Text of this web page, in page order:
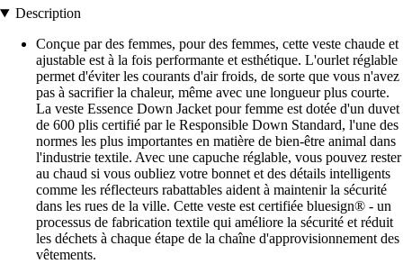
Description
Conçue par des femmes, pour des femmes, cette veste chaude et
ajustable est à la fois performante et esthétique. L'ourlet réglable
permet d'éviter les courants d'air froids, de sorte que vous n'avez
pas à sacrifier la chaleur, même avec une longueur plus courte.
La veste Essence Down Jacket pour femme est dotée d'un duvet
de 600 plis certifié par le Responsible Down Standard, l'une des
normes les plus importantes en matière de bien-être animal dans
l'industrie textile. Avec une capuche réglable, vous pouvez rester
au chaud si vous oubliez votre bonnet et des détails intelligents
comme les réflecteurs rabattables aident à maintenir la sécurité
dans les rues de la ville. Cette veste est certifiée bluesign® - un
processus de fabrication textile qui améliore la sécurité et réduit
les déchets à chaque étape de la chaîne d'approvisionnement des
vêtements.